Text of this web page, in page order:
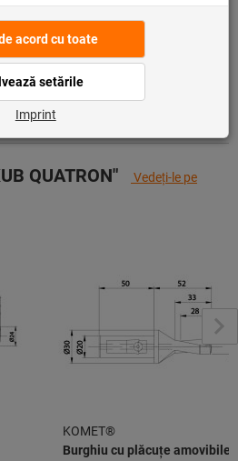
QUATRON"
Vedeţi-le pe
KOMET®
Burghiu cu plăcuțe amovibile